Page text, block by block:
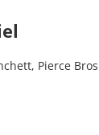
Pierce